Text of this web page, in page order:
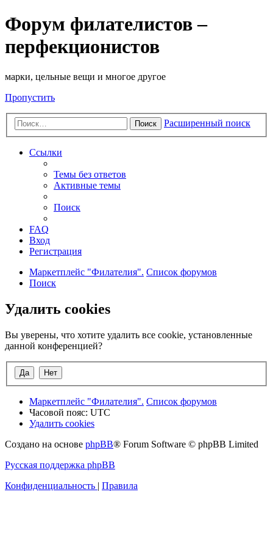
Форум филателистов –
перфекционистов
марки, цельные вещи и многое другое
Пропустить
Поиск Расширенный поиск
Ссылки
Темы без ответов
Активные темы
Поиск
FAQ
Вход
Регистрация
Маркетплейс "Филателия". Список форумов
Поиск
Удалить cookies
Вы уверены, что хотите удалить все cookie, установленные
данной конференцией?
Маркетплейс "Филателия". Список форумов
Часовой пояс: UTC
Удалить cookies
Создано на основе phpBB® Forum Software © phpBB Limited
Русская поддержка phpBB
Конфиденциальность | Правила